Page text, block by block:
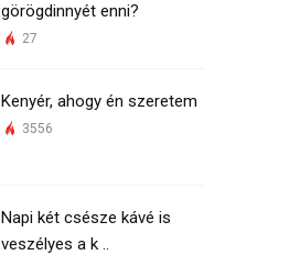
görögdinnyét enni?
27
Kenyér, ahogy én szeretem
3556
Napi két csésze kávé is
veszélyes a k ..